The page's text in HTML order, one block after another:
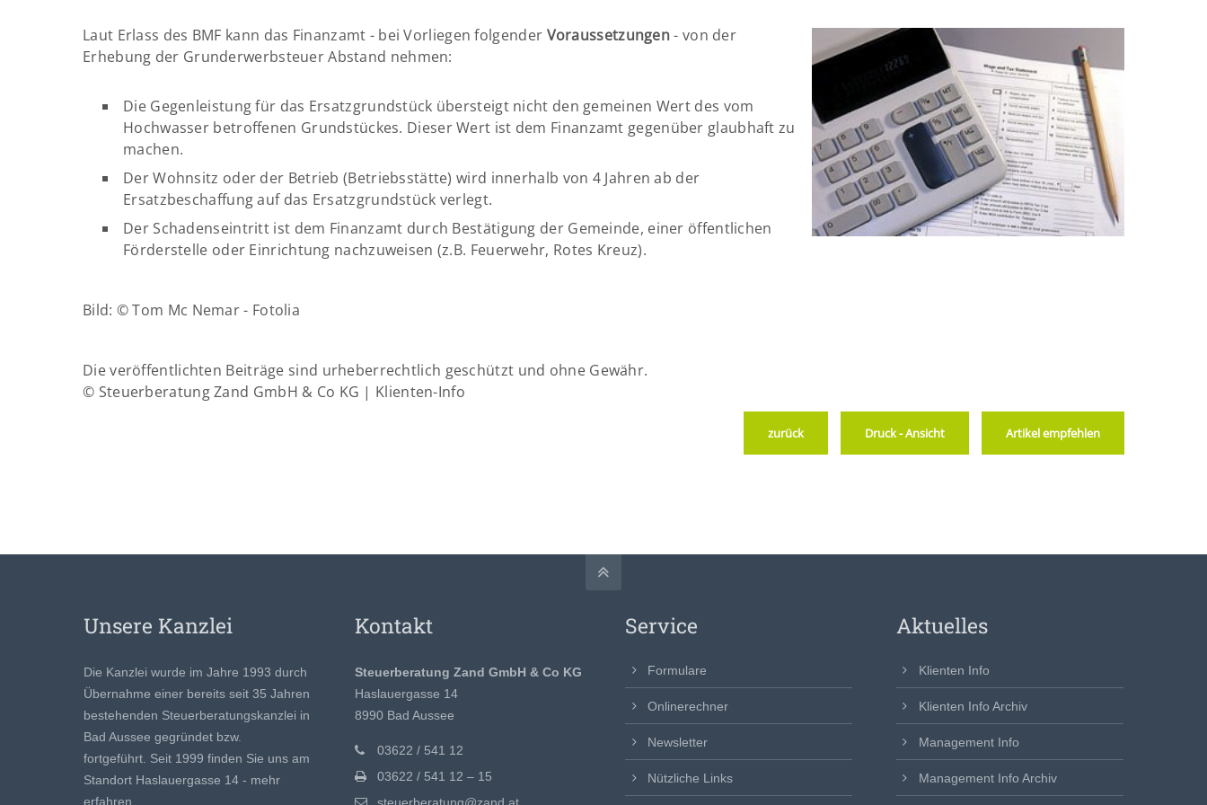
Laut Erlass des BMF kann das Finanzamt - bei Vorliegen folgender Voraussetzungen- von der
Erhebung der Grunderwerbsteuer Abstand nehmen:
Die Gegenleistung für das Ersatzgrundstück übersteigt nicht den gemeinen Wert des vom
Hochwasser betroffenen Grundstückes. Dieser Wert ist dem Finanzamt gegenüber glaubhaft zu
machen.
Der Wohnsitz oder der Betrieb (Betriebsstätte) wird innerhalb von 4 Jahren ab der
Ersatzbeschaffung auf das Ersatzgrundstück verlegt.
Der Schadenseintritt ist dem Finanzamt durch Bestätigung der Gemeinde, einer öffentlichen
Förderstelle oder Einrichtung nachzuweisen (z.B. Feuerwehr, Rotes Kreuz).
Bild: © Tom Mc Nemar - Fotolia
Die veröffentlichten Beiträge sind urheberrechtlich geschützt und ohne Gewähr.
© Steuerberatung Zand GmbH & Co KG | Klienten-Info
zurück Druck - Ansicht Artikel empfehlen
Unsere Kanzlei
Die Kanzlei wurde im Jahre 1993 durch
Übernahme einer bereits seit 35 Jahren
bestehenden Steuerberatungskanzlei in
Bad Aussee gegründet bzw.
fortgeführt. Seit 1999 finden Sie uns am
Standort Haslauergasse 14 - mehr
erfahren ...
Kontakt
Steuerberatung Zand GmbH & Co KG
Haslauergasse 14
8990 Bad Aussee
03622 / 541 12
03622 / 541 12 – 15
Service
Formulare
Onlinerechner
Newsletter
Nützliche Links
Aktuelles
Klienten Info
Klienten Info Archiv
Management Info
Management Info Archiv